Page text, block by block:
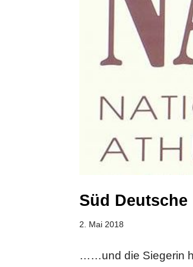
Süd
2. Mai 2018
……und die Siegerin